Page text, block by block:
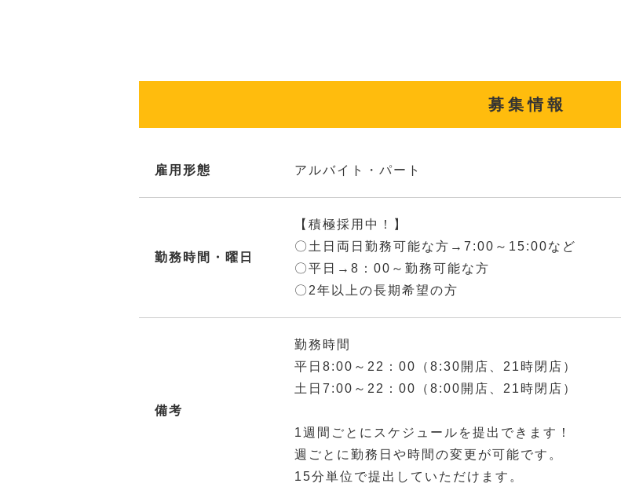
募集情報
雇用形態 アルバイト・パート
勤務時間・曜日
【積極採用中！】
〇土日両日勤務可能な方→7:00～15:00など
〇平日→8：00～勤務可能な方
〇2年以上の長期希望の方
備考
勤務時間
平日8:00～22：00（8:30開店、21時閉店）
土日7:00～22：00（8:00開店、21時閉店）
1週間ごとにスケジュールを提出できます！
週ごとに勤務日や時間の変更が可能です。
15分単位で提出していただけます。